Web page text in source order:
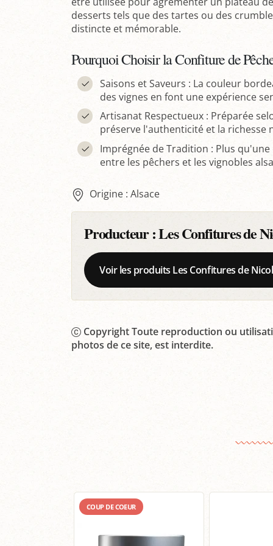
desserts tels que des tartes ou des
distincte et mémorable.
Pourquoi Choisir la Confiture de
Saisons et Saveurs : La couleur
des vignes en font une expérience
Artisanat Respectueux : Préparée
préserve l'authenticité et la richesse
Imprégnée de Tradition : Plus
entre les pêchers et les vignobles
Origine : Alsace
Producteur :Les Confitures de
Voir les produits Les Confitures de
Copyright Toute reproduction ou
photos de ce site, est interdite.
COUP DE COEUR